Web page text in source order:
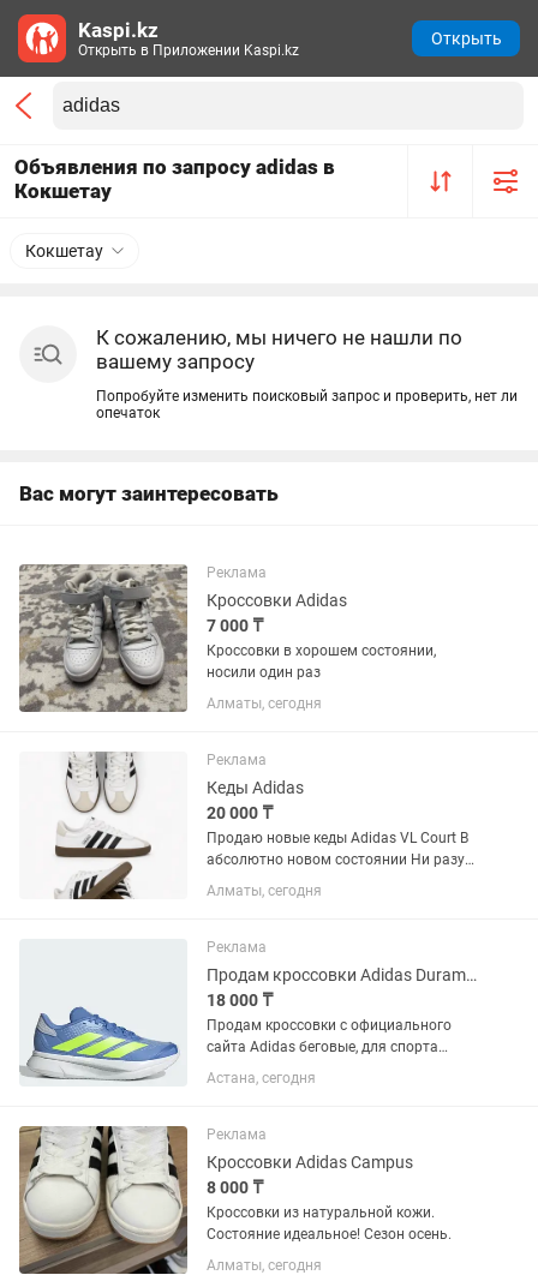
Объявления по запросу adidas в
Кокшетау
Кокшетау
К сожалению, мы ничего не нашли по
вашему запросу
Попробуйте изменить поисковый запрос и проверить, нет ли
опечаток
Вас могут заинтересовать
Реклама
Кроссовки Adidas
7 000 ₸
Кроссовки в хорошем состоянии,
носили один раз
Алматы, сегодня
Реклама
Кеды Adidas
20 000 ₸
Продаю новые кеды Adidas VL Court В
абсолютно новом состоянии Ни разу
не надевались Размер 42 Оригинал
Состояние 10/10 Продаю в 2 раза
звоните договоримся
Алматы, сегодня
Реклама
Продам кроссовки Adidas Duramo SL2
18 000 ₸
Продам кроссовки с официального
сайта Adidas беговые, для спорта
модель Duramo SL 2, заказаны из
Америки, пришел не тот размер размер
Астана, сегодня
Реклама
Кроссовки Adidas Campus
8 000 ₸
Кроссовки из натуральной кожи.
Состояние идеальное! Сезон осень.
Алматы, сегодня
Kaspi.kz
Открыть в Приложении Kaspi.kz
Открыть